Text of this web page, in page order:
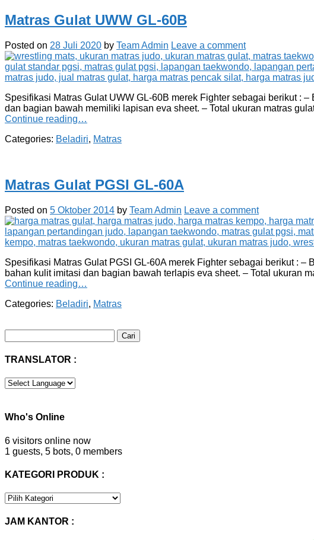
Matras Gulat UWW GL-60B
Posted on 28 Juli 2020 by Team Admin Leave a comment
Spesifikasi Matras Gulat UWW GL-60B merek Fighter sebagai berikut :
dan bagian bawah memiliki lapisan eva sheet. – Total ukuran matras
Continue reading…
Categories: Beladiri, Matras
Matras Gulat PGSI GL-60A
Posted on 5 Oktober 2014 by Team Admin Leave a comment
Spesifikasi Matras Gulat PGSI GL-60A merek Fighter sebagai berikut :
bahan kulit imitasi dan bagian bawah terlapis eva sheet. – Total ukuran
Continue reading…
Categories: Beladiri, Matras
untuk:
TRANSLATOR :
Who's Online
6 visitors online now
1 guests, 5 bots, 0 members
KATEGORI PRODUK :
KATEGORI
JAM KANTOR :